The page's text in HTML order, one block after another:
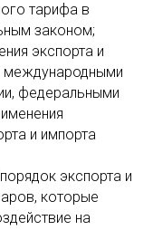
тарифа в
законом;
экспорта и
международными
федеральными
и импорта
экспорта и
которые
на